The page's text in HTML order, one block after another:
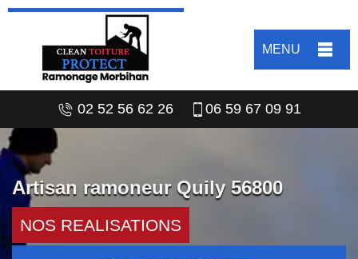
MENU
02 52 56 62 26 06 59 67 09 91
Artisan ramoneur Quily 56800
NOS REALISATIONS